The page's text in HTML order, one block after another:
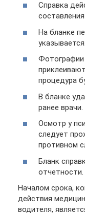
Справка
На бланке
указывается.
Фотографии
процедура
В бланке
ранее врачи.
Осмотр у
следует
противном
Бланк
отчетности.
Началом срока,
действия
водителя,